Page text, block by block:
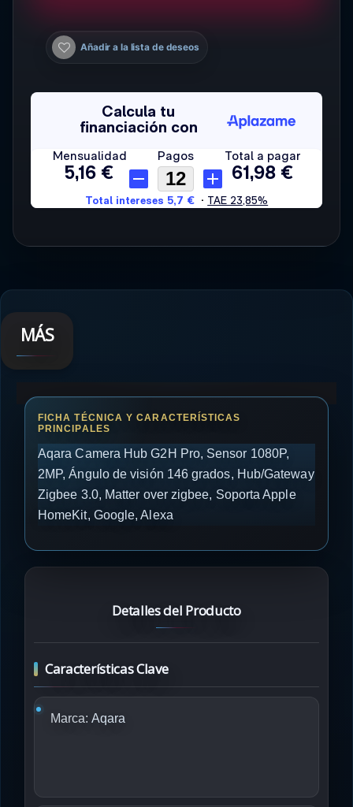
Añadir a la lista de deseos
MÁS
Aqara Camera Hub G2H Pro, Sensor 1080P,
2MP, Ángulo de visión 146 grados, Hub/Gateway
Zigbee 3.0, Matter over zigbee, Soporta Apple
HomeKit, Google, Alexa
Detalles del Producto
Características Clave
Marca: Aqara